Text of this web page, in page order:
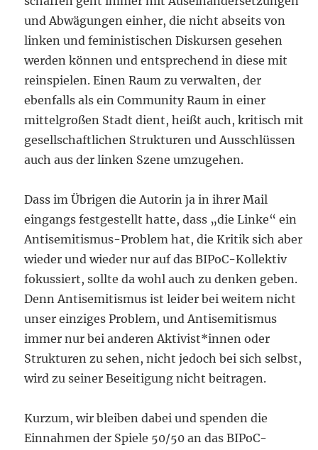
und Abwägungen einher, die nicht abseits von
linken und feministischen Diskursen gesehen
werden können und entsprechend in diese mit
reinspielen. Einen Raum zu verwalten, der
ebenfalls als ein Community Raum in einer
mittelgroßen Stadt dient, heißt auch, kritisch mit
gesellschaftlichen Strukturen und Ausschlüssen
auch aus der linken Szene umzugehen.
Dass im Übrigen die Autorin ja in ihrer Mail
eingangs festgestellt hatte, dass „die Linke“ ein
Antisemitismus-Problem hat, die Kritik sich aber
wieder und wieder nur auf das BIPoC-Kollektiv
fokussiert, sollte da wohl auch zu denken geben.
Denn Antisemitismus ist leider bei weitem nicht
unser einziges Problem, und Antisemitismus
immer nur bei anderen Aktivist*innen oder
Strukturen zu sehen, nicht jedoch bei sich selbst,
wird zu seiner Beseitigung nicht beitragen.
Kurzum, wir bleiben dabei und spenden die
Einnahmen der Spiele 50/50 an das BIPoC-